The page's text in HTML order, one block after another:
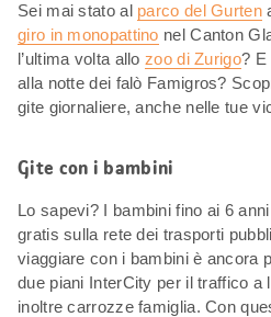
Sei mai stato al parco del Gurten
giro in monopattino nel Canton
l’ultima volta allozoo di Zurigo? E
alla notte dei falò Famigros?
gite giornaliere, anche nelle tue
Gite con i bambini
Lo sapevi? I bambini fino ai 6
gratis sulla rete dei trasporti
viaggiare con i bambini è ancora
due piani InterCity per il traffico a
inoltre carrozze famiglia. Con